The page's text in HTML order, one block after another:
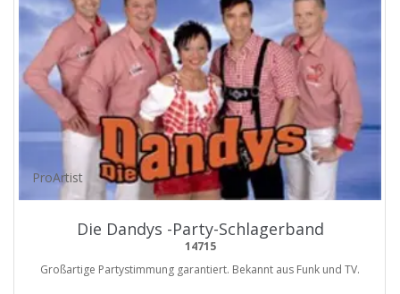
ProArtist
Die Dandys -Party-Schlagerband
14715
Großartige Partystimmung garantiert. Bekannt aus Funk und TV.